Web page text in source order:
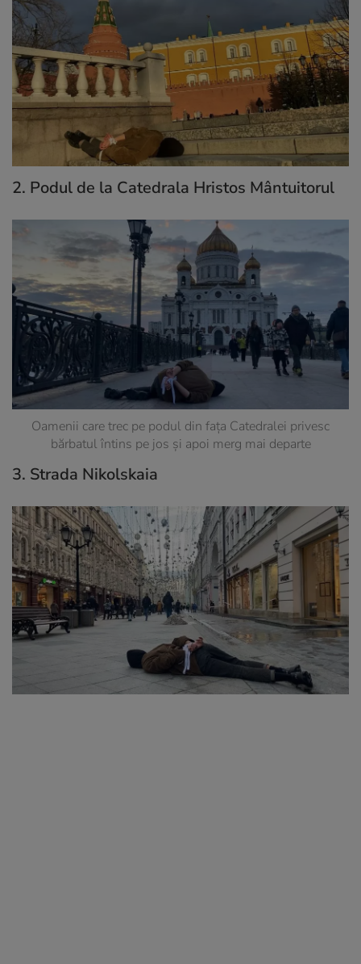
2. Podul de la Catedrala Hristos Mântuitorul
Oamenii care trec pe podul din fața Catedralei privesc
bărbatul întins pe jos și apoi merg mai departe
3. Strada Nikolskaia